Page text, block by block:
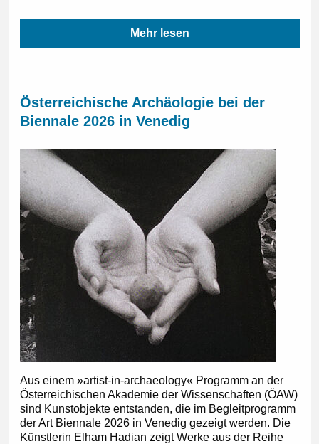
Mehr lesen
Österreichische Archäologie bei der
Biennale 2026 in Venedig
Aus einem »artist-in-archaeology« Programm an der
Österreichischen Akademie der Wissenschaften (ÖAW)
sind Kunstobjekte entstanden, die im Begleitprogramm
der Art Biennale 2026 in Venedig gezeigt werden. Die
Künstlerin Elham Hadian zeigt Werke aus der Reihe